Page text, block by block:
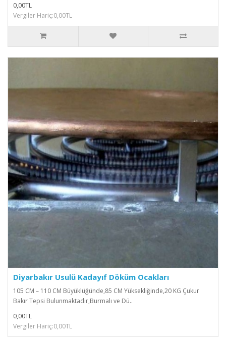
0,00TL
Vergiler Hariç:0,00TL
Diyarbakır Usulü Kadayıf Döküm Ocakları
105 CM – 110 CM Büyüklüğünde,85 CM Yüksekliğinde,20 KG Çukur
Bakır Tepsi Bulunmaktadır,Burmalı ve Dü..
0,00TL
Vergiler Hariç:0,00TL